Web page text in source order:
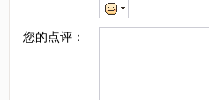
您的点评：